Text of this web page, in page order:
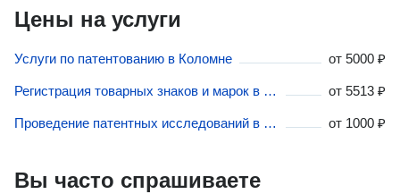
Цены на услуги
Услуги по патентованию в Коломне от 5000 ₽
Регистрация товарных знаков и марок в Коломне от 5513 ₽
Проведение патентных исследований в Коломне от 1000 ₽
Вы часто спрашиваете